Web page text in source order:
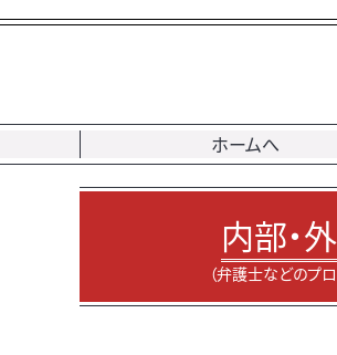
ホームへ
内部・
（弁護士などのプ